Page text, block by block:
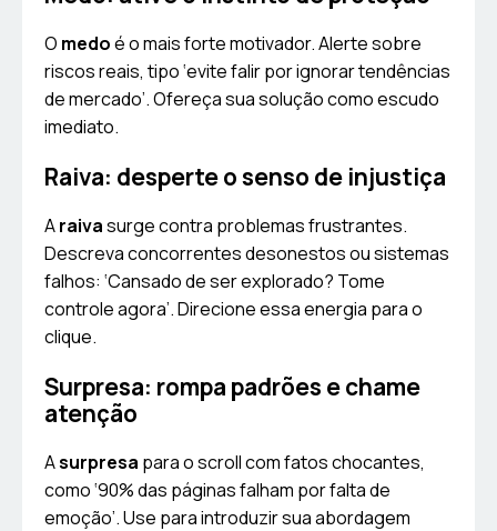
O medoé o mais forte motivador. Alerte sobre
riscos reais, tipo ‘evite falir por ignorar tendências
de mercado’. Ofereça sua solução como escudo
imediato.
Raiva: desperte o senso de injustiça
Araivasurge contra problemas frustrantes.
Descreva concorrentes desonestos ou sistemas
falhos: ‘Cansado de ser explorado? Tome
controle agora’. Direcione essa energia para o
clique.
Surpresa: rompa padrões e chame
atenção
Asurpresa para o scroll com fatos chocantes,
como ‘90% das páginas falham por falta de
emoção’. Use para introduzir sua abordagem